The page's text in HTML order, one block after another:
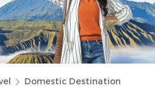
Domestic Destination